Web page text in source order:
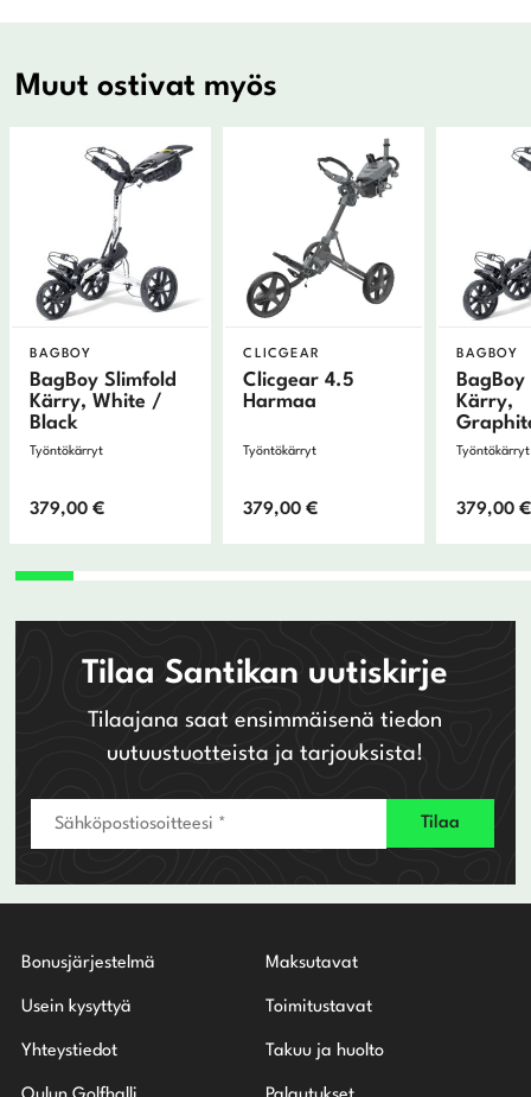
Muut ostivat myös
BAGBOY
BagBoy Slimfold
Kärry, White /
Black
Työntökärryt
379,00€
CLICGEAR
Clicgear 4.5
Harmaa
Työntökärryt
379,00€
BAGBOY
Kärry,
Työntökärryt
379,00€
Tilaa Santikan uutiskirje
Tilaajana saat ensimmäisenä tiedon
uutuustuotteista ja tarjouksista!
Bonusjärjestelmä
Usein kysyttyä
Yhteystiedot
Maksutavat
Toimitustavat
Takuu ja huolto